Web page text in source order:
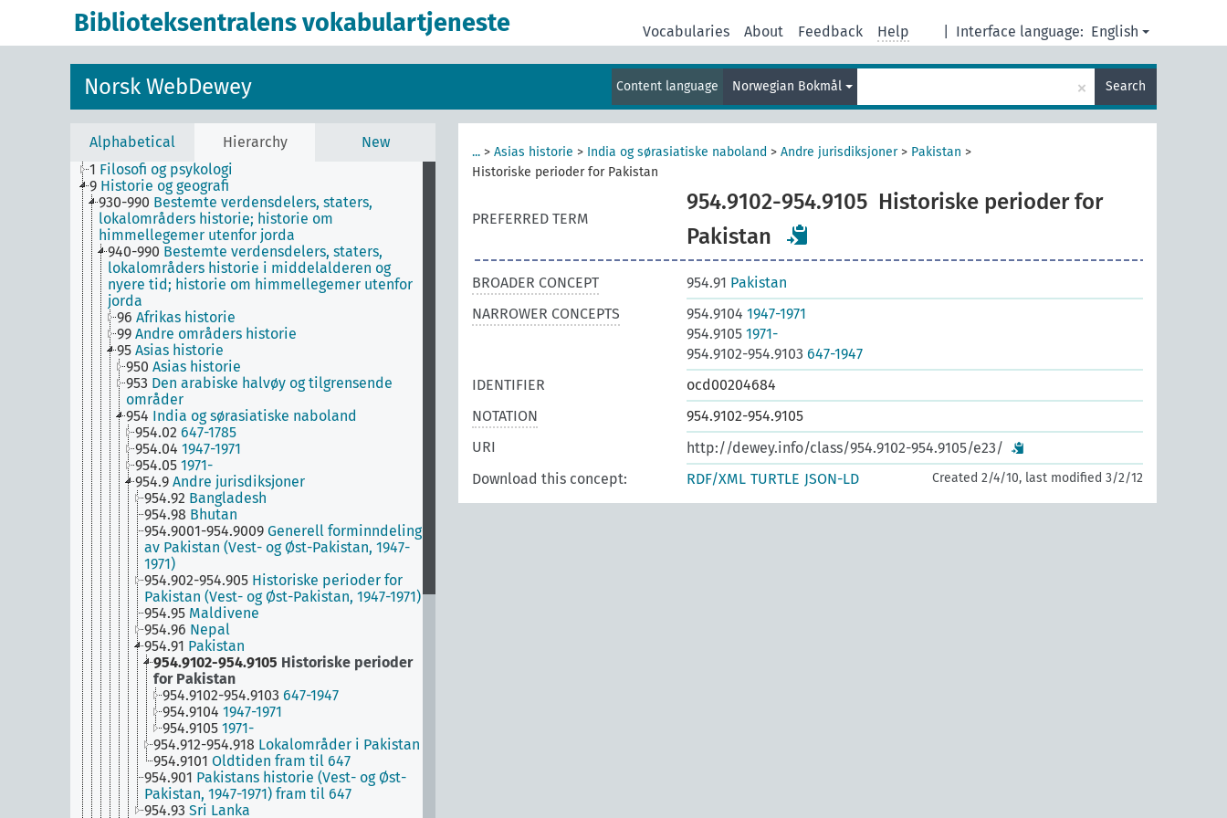
Biblioteksentralens vokabulartjeneste Interface language: English
Vocabularies About Feedback Help
Norsk WebDewey Content language Norwegian Bokmål × Search
Alphabetical Hierarchy
New
1 Filosofi og psykologi
9 Historie og geografi
930-990 Bestemte verdensdelers, staters,
lokalområders historie; historie om
himmellegemer utenfor jorda
940-990 Bestemte verdensdelers, staters,
lokalområders historie i middelalderen og
nyere tid; historie om himmellegemer utenfor
jorda
96 Afrikas historie
99 Andre områders historie
95 Asias historie
950 Asias historie
953 Den arabiske halvøy og tilgrensende
områder
954 India og sørasiatiske naboland
954.02 647-1785
954.04 1947-1971
954.05 1971-
954.9 Andre jurisdiksjoner
954.92 Bangladesh
954.98 Bhutan
954.9001-954.9009 Generell forminndeling
av Pakistan (Vest- og Øst-Pakistan, 1947-
1971)
954.902-954.905 Historiske perioder for
Pakistan (Vest- og Øst-Pakistan, 1947-1971)
954.95 Maldivene
954.96 Nepal
954.91 Pakistan
954.9102-954.9105 Historiske perioder
for Pakistan
954.9102-954.9103 647-1947
954.9104 1947-1971
954.9105 1971-
954.912-954.918 Lokalområder i Pakistan
954.9101 Oldtiden fram til 647
954.901 Pakistans historie (Vest- og Øst-
Pakistan, 1947-1971) fram til 647
954.93 Sri Lanka
... > Asias historie > India og sørasiatiske naboland > Andre jurisdiksjoner> Pakistan >
Historiske perioder for Pakistan
PREFERRED TERM
954.9102-954.9105 Historiske perioder for
Pakistan
BROADER CONCEPT 954.91 Pakistan
NARROWER CONCEPTS
954.9104 1947-1971
954.9105 1971-
954.9102-954.9103 647-1947
IDENTIFIER
ocd00204684
NOTATION
954.9102-954.9105
URI
http://dewey.info/class/954.9102-954.9105/e23/
Download this concept:
RDF/XML TURTLE JSON-LD Created 2/4/10, last modified 3/2/12